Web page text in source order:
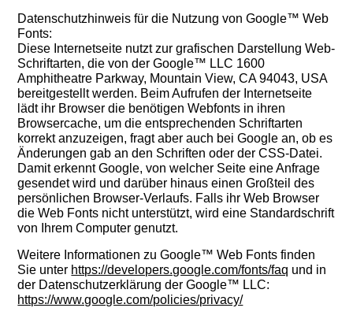
Datenschutzhinweis für die Nutzung von Google™ Web
Fonts:
Diese Internetseite nutzt zur grafischen Darstellung Web-
Schriftarten, die von der Google™ LLC 1600
Amphitheatre Parkway, Mountain View, CA 94043, USA
bereitgestellt werden. Beim Aufrufen der Internetseite
lädt ihr Browser die benötigen Webfonts in ihren
Browsercache, um die entsprechenden Schriftarten
korrekt anzuzeigen, fragt aber auch bei Google an, ob es
Änderungen gab an den Schriften oder der CSS-Datei.
Damit erkennt Google, von welcher Seite eine Anfrage
gesendet wird und darüber hinaus einen Großteil des
persönlichen Browser-Verlaufs. Falls ihr Web Browser
die Web Fonts nicht unterstützt, wird eine Standardschrift
von Ihrem Computer genutzt.
Weitere Informationen zu Google™ Web Fonts finden
Sie unter https://developers.google.com/fonts/faq und in
der Datenschutzerklärung der Google™ LLC:
https://www.google.com/policies/privacy/